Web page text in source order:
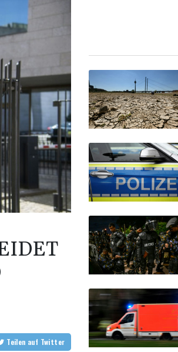
in Gefängnis Soldaten ein
Teilen auf Twitter